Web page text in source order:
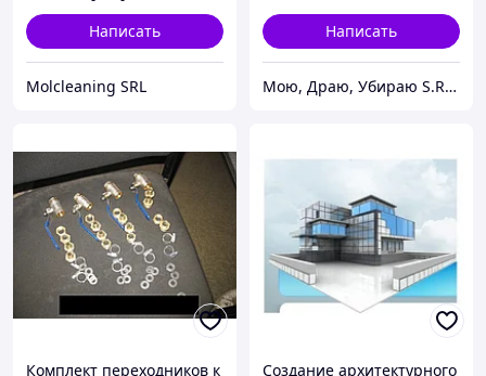
Написать
Molcleaning SRL
Написать
Мою, Драю, Убираю S.R.L.
Комплект переходников к
Создание архитектурного